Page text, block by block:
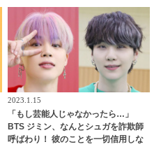
2023.1.15
「もし芸能人じゃなかったら…」
BTS ジミン、なんとシュガを詐欺師
呼ばわり！ 彼のことを一切信用しな